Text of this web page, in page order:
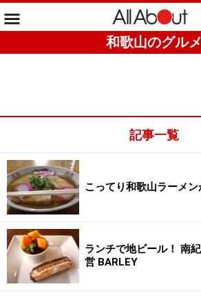
和歌山のグルメ
記事一覧
こってり和歌山ラーメン
ランチで地ビール！ 南
営 BARLEY